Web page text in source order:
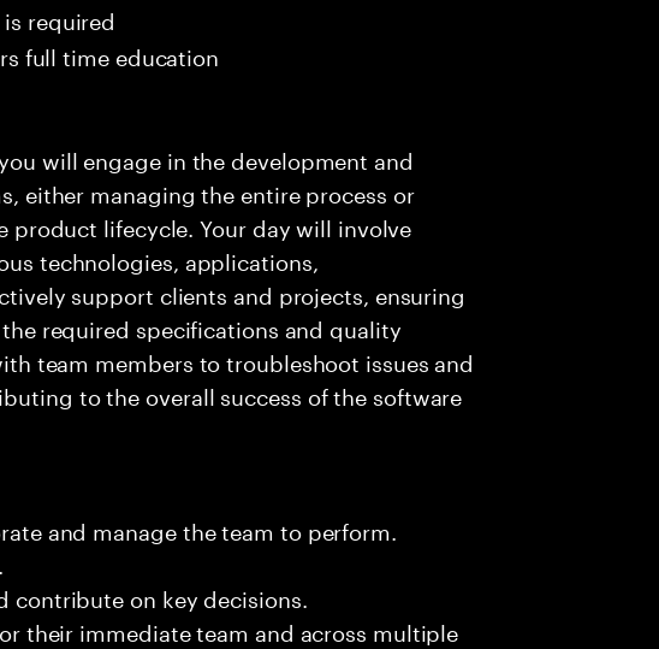
required
full time education
will engage in the development and
either managing the entire process or
product lifecycle. Your day will involve
technologies, applications,
support clients and projects, ensuring
required specifications and quality
team members to troubleshoot issues and
to the overall success of the software
and manage the team to perform.
contribute on key decisions.
their immediate team and across multiple